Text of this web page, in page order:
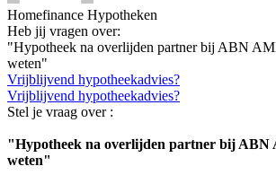
Homefinance Hypotheken
Heb jij vragen over:
"Hypotheek na overlijden partner bij ABN
weten"
Vrijblijvend hypotheekadvies?
Vrijblijvend hypotheekadvies?
Stel je vraag over :
"Hypotheek na overlijden partner bij ABN
weten"